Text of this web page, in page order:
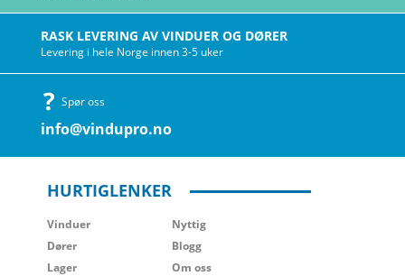
RASK LEVERING AV VINDUER OG DØRER
Levering i hele Norge innen 3-5 uker
Spør oss
info@vindupro.no
HURTIGLENKER
Vinduer
Dører
Lager
Nyttig
Blogg
Om oss